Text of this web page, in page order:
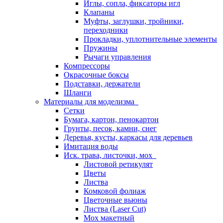
Иглы, сопла, фиксаторы игл
Клапаны
Муфты, заглушки, тройники,
переходники
Прокладки, уплотнительные элементы
Пружины
Рычаги управления
Компрессоры
Окрасочные боксы
Подставки, держатели
Шланги
Материалы для моделизма
Сетки
Бумага, картон, пенокартон
Грунты, песок, камни, снег
Деревья, кусты, каркасы для деревьев
Имитация воды
Иск. трава, листочки, мох
Листовой ретикулят
Цветы
Листва
Комковой фолиаж
Цветочные вьюны
Листва (Laser Cut)
Мох макетный